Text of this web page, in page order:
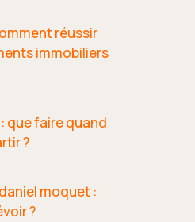
réussir
immobiliers
que faire quand
?
moquet :
?